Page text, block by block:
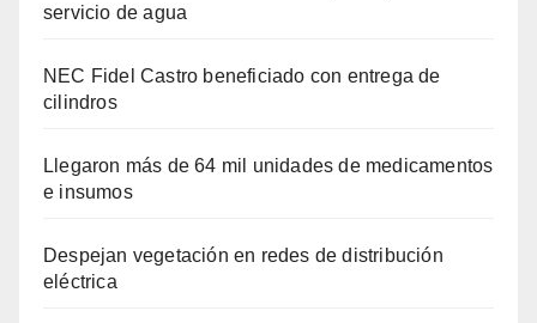
servicio de agua
NEC Fidel Castro beneficiado con entrega de
cilindros
Llegaron más de 64 mil unidades de medicamentos
e insumos
Despejan vegetación en redes de distribución
eléctrica